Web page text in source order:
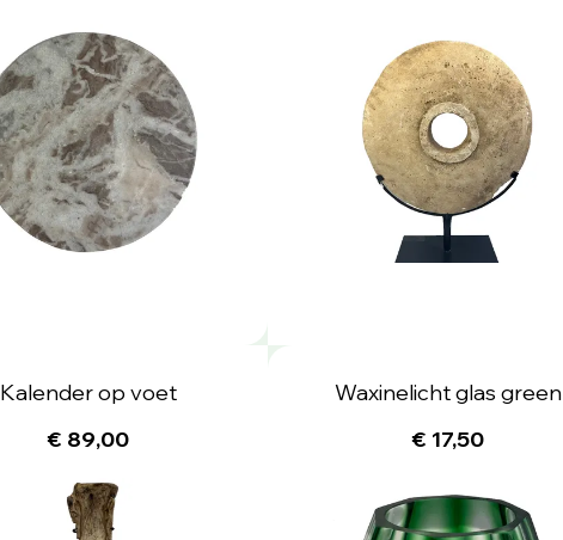
Kalender op voet
€ 89,00
Waxinelicht glas green
€ 17,50